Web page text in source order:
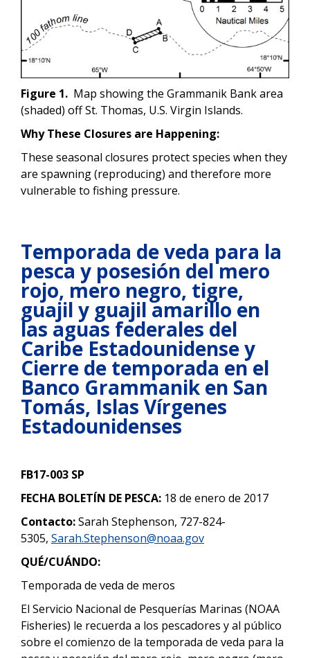
Figure 1. Map showing the Grammanik Bank area
(shaded) off St. Thomas, U.S. Virgin Islands.
Why These Closures are Happening:
These seasonal closures protect species when they
are spawning (reproducing) and therefore more
vulnerable to fishing pressure.
Temporada de veda para la
pesca y posesión del mero
rojo, mero negro, tigre,
guajil y guajil amarillo en
las aguas federales del
Caribe Estadounidense y
Cierre de temporada en el
Banco Grammanik en San
Tomás, Islas Vírgenes
Estadounidenses
FB17-003 SP
FECHA BOLETÍN DE PESCA: 18 de enero de 2017
Contacto:Sarah Stephenson, 727-824-
5305, Sarah.Stephenson@noaa.gov
QUÉ/CUÁNDO:
Temporada de veda de meros
El Servicio Nacional de Pesquerías Marinas (NOAA
Fisheries) le recuerda a los pescadores y al público
sobre el comienzo de la temporada de veda para la